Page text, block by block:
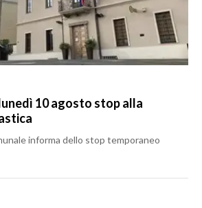
10 agosto stop alla
informa dello stop temporaneo